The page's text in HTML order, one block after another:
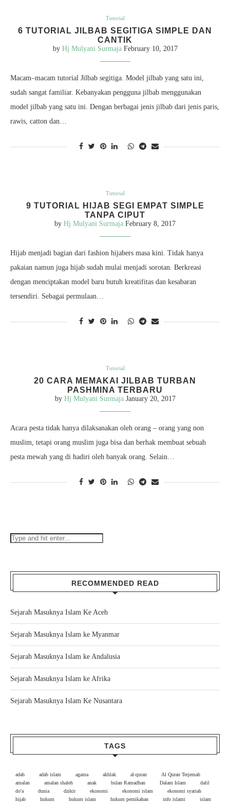
Tutorial
6 TUTORIAL JILBAB SEGITIGA SIMPLE DAN
CANTIK
by Hj Mulyani Surmaja February 10, 2017
Macam–macam tutorial Jilbab segitiga. Model jilbab yang satu ini,
sudah sangat familiar. Kebanyakan pengguna jilbab menggunakan
model jilbab yang satu ini. Dengan berbagai jenis jilbab dari jenis paris,
rawis, catton dan…
Tutorial
9 TUTORIAL HIJAB SEGI EMPAT SIMPLE
TANPA CIPUT
by Hj Mulyani Surmaja February 8, 2017
Hijab menjadi bagian dari fashion hijabers masa kini. Tidak hanya
pakaian namun juga hijab sudah mulai menjadi sorotan. Berkreasi
dengan menciptakan model baru butuh kreatifitas dan kesabaran
tersendiri. Sebagai permulaan…
Tutorial
20 CARA MEMAKAI JILBAB TURBAN
PASHMINA TERBARU
by Hj Mulyani Surmaja January 20, 2017
Acara pesta tidak hanya dilaksanakan oleh orang – orang yang non
muslim, tetapi orang muslim juga bisa dan berhak membuat sebuah
pesta mewah yang di hadiri oleh banyak orang. Selain…
RECOMMENDED READ
Sejarah Masuknya Islam Ke Aceh
Sejarah Masuknya Islam ke Myanmar
Sejarah Masuknya Islam ke Andalusia
Sejarah Masuknya Islam ke Afrika
Sejarah Masuknya Islam Ke Nusantara
TAGS
adab adab islam agama akhlak al-quran
Al Quran Terjemah
amalan
amalan shaleh anak bulan Ramadhan Dalam Islam
dalil
do'a
dunia dzikir ekonomi ekonomi islam
ekonomi syariah
hijab
hukum hukum islam hukum pernikahan info islami islam